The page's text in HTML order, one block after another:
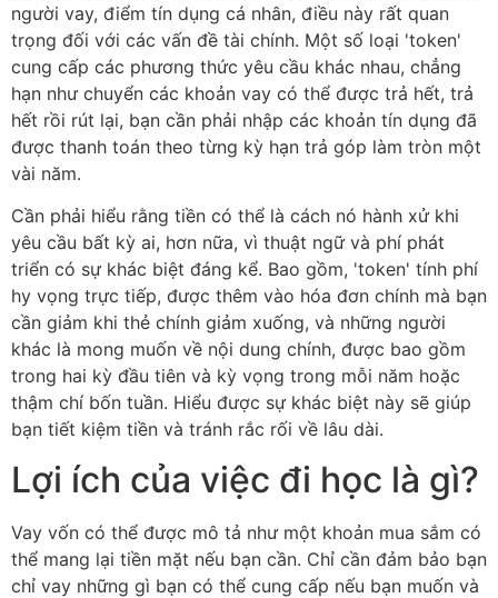
người vay, điểm tín dụng cá nhân, điều này rất quan
trọng đối với các vấn đề tài chính. Một số loại 'token'
cung cấp các phương thức yêu cầu khác nhau, chẳng
hạn như chuyển các khoản vay có thể được trả hết, trả
hết rồi rút lại, bạn cần phải nhập các khoản tín dụng đã
được thanh toán theo từng kỳ hạn trả góp làm tròn một
vài năm.
Cần phải hiểu rằng tiền có thể là cách nó hành xử khi
yêu cầu bất kỳ ai, hơn nữa, vì thuật ngữ và phí phát
triển có sự khác biệt đáng kể. Bao gồm, 'token' tính phí
hy vọng trực tiếp, được thêm vào hóa đơn chính mà bạn
cần giảm khi thẻ chính giảm xuống, và những người
khác là mong muốn về nội dung chính, được bao gồm
trong hai kỳ đầu tiên và kỳ vọng trong mỗi năm hoặc
thậm chí bốn tuần. Hiểu được sự khác biệt này sẽ giúp
bạn tiết kiệm tiền và tránh rắc rối về lâu dài.
Lợi ích của việc đi học là gì?
Vay vốn có thể được mô tả như một khoản mua sắm có
thể mang lại tiền mặt nếu bạn cần. Chỉ cần đảm bảo bạn
chỉ vay những gì bạn có thể cung cấp nếu bạn muốn và